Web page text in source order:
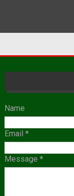
Name
Email *
Message *